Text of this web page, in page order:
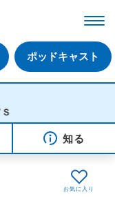
ポッドキャスト
知る